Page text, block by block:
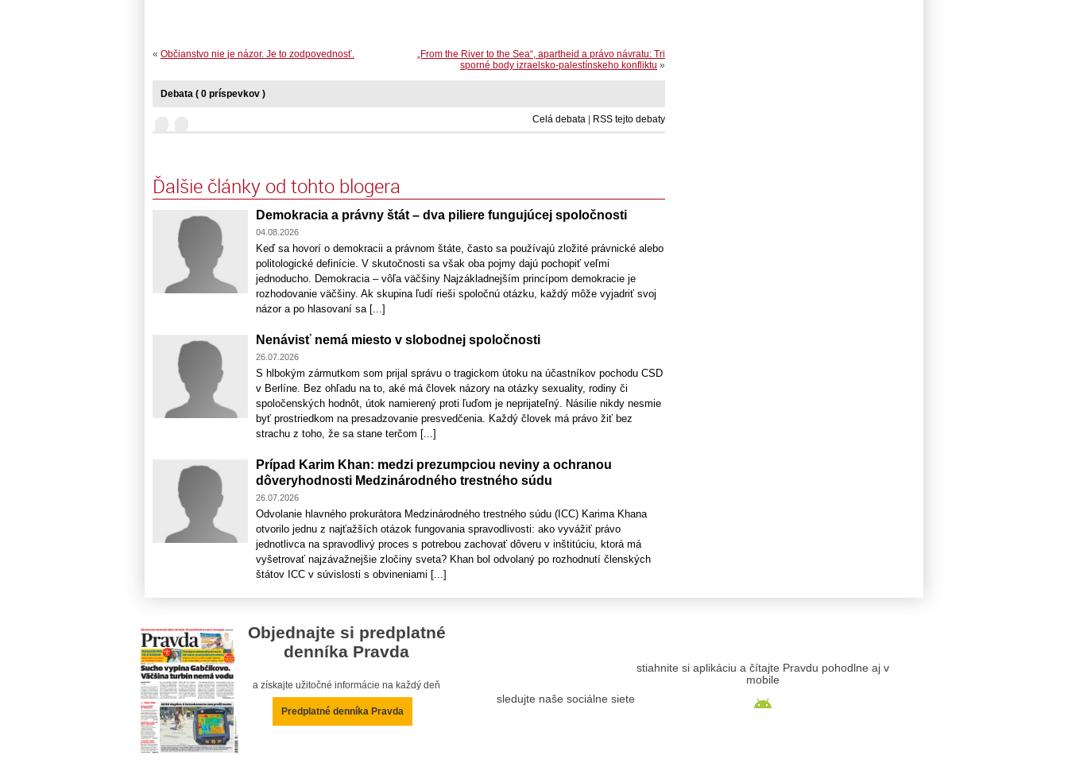
„From the River to the Sea“, apartheid a právo návratu: Tri
sporné body izraelsko-palestínskeho konfliktu »
« Občianstvo nie je názor. Je to zodpovednosť.
Debata ( 0 príspevkov )
Celá debata RSS tejto debaty
Ďalšie články od tohto blogera
Demokracia a právny štát – dva piliere fungujúcej spoločnosti
04.08.2026
Keď sa hovorí o demokracii a právnom štáte, často sa používajú zložité právnické alebo
politologické definície. V skutočnosti sa však oba pojmy dajú pochopiť veľmi
jednoducho. Demokracia – vôľa väčšiny Najzákladnejším princípom demokracie je
rozhodovanie väčšiny. Ak skupina ľudí rieši spoločnú otázku, každý môže vyjadriť svoj
názor a po hlasovaní sa [...]
Nenávisť nemá miesto v slobodnej spoločnosti
26.07.2026
S hlbokým zármutkom som prijal správu o tragickom útoku na účastníkov pochodu CSD
v Berlíne. Bez ohľadu na to, aké má človek názory na otázky sexuality, rodiny či
spoločenských hodnôt, útok namierený proti ľuďom je neprijateľný. Násilie nikdy nesmie
byť prostriedkom na presadzovanie presvedčenia. Každý človek má právo žiť bez
strachu z toho, že sa stane terčom [...]
Prípad Karim Khan: medzi prezumpciou neviny a ochranou
dôveryhodnosti Medzinárodného trestného súdu
26.07.2026
Odvolanie hlavného prokurátora Medzinárodného trestného súdu (ICC) Karima Khana
otvorilo jednu z najťažších otázok fungovania spravodlivosti: ako vyvážiť právo
jednotlivca na spravodlivý proces s potrebou zachovať dôveru v inštitúciu, ktorá má
vyšetrovať najzávažnejšie zločiny sveta? Khan bol odvolaný po rozhodnutí členských
štátov ICC v súvislosti s obvineniami [...]
Objednajte si predplatné
denníka Pravda
a získajte užitočné informácie na každý deň
Predplatné denníka Pravda
sledujte naše sociálne siete
stiahnite si aplikáciu a čítajte Pravdu pohodlne aj v
mobile